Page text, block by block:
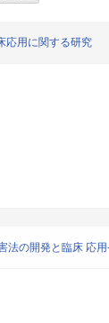
応用に関する研究
法の開発と臨床 応用